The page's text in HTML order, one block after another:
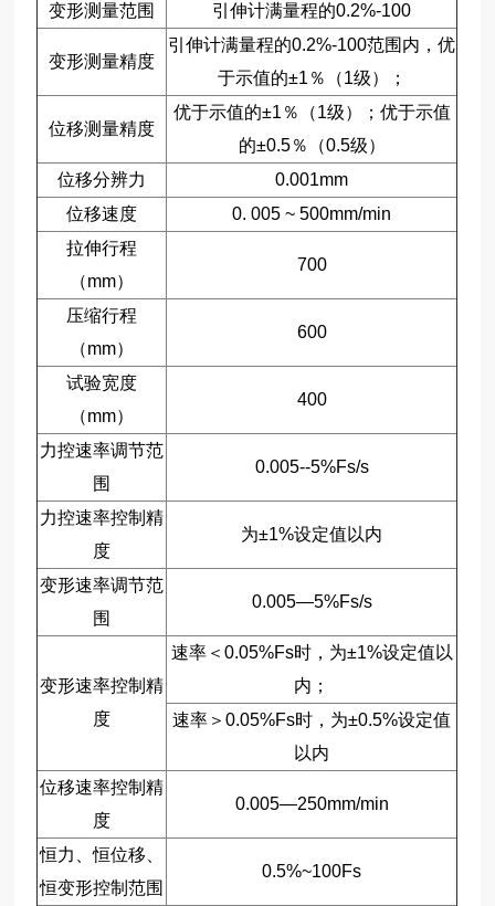
变形测量范围 引伸计满量程的0.2%-100
变形测量精度
引伸计满量程的0.2%-100范围内，优
于示值的±1％（1级）；
位移测量精度
优于示值的±1％（1级）；优于示值
的±0.5％（0.5级）
位移分辨力
0.001mm
位移速度
0. 005 ~ 500mm/min
拉伸行程
（mm）
700
压缩行程
（mm）
600
试验宽度
（mm）
400
力控速率调节范
围
0.005--5%Fs/s
力控速率控制精
度
为±1%设定值以内
变形速率调节范
围
0.005—5%Fs/s
变形速率控制精
度
速率＜0.05%Fs时，为±1%设定值以
内；
速率＞0.05%Fs时，为±0.5%设定值
以内
位移速率控制精
度
0.005—250mm/min
恒力、恒位移、
恒变形控制范围
0.5%~100Fs